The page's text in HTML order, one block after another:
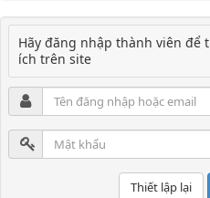
Hãy đăng nhập thành viên để
ích trên site